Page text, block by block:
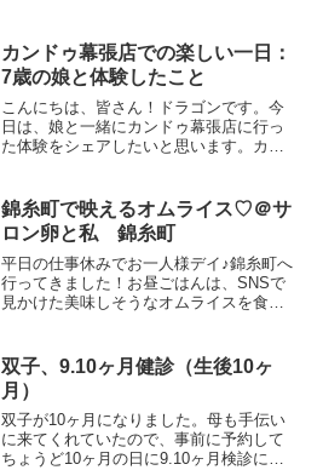
いる公園で、マリーナやオーチャード地
区から徒歩圏内にありま...
カンドゥ幕張店での楽しい一日：
7歳の娘と体験したこと
こんにちは、皆さん！ドラゴンです。今
日は、娘と一緒にカンドゥ幕張店に行っ
た体験をシェアしたいと思います。カン
す。娘も大興奮で、いろんなアクティビ
ティに挑戦してきました。入...
錦糸町で映えるオムライス♡＠サ
ロン卵と私 錦糸町
平日の仕事休みでお一人様デイ♪錦糸町へ
行ってきました！お昼ごはんは、SNSで
見かけた美味しそうなオムライスを食べ
施設の5階にあります。“サロン 卵と
私”は、全国で30...
双子、9.10ヶ月健診（生後10ヶ
月）
双子が10ヶ月になりました。母も手伝い
に来てくれていたので、事前に予約して
ちょうど10ヶ月の日に9.10ヶ月検診に行